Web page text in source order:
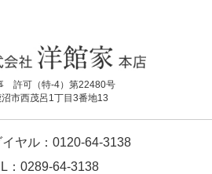
許可（特-4）第22480号
市西茂呂1丁目3番地13
ヤル：0120-64-3138
：0289-64-3138